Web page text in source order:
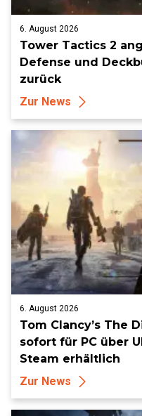
6. August 2026
Tower Tactics 2
Defense und
zurück
Zur News
6. August 2026
Tom Clancy’s The
sofort für PC über
Steam erhältlich
Zur News